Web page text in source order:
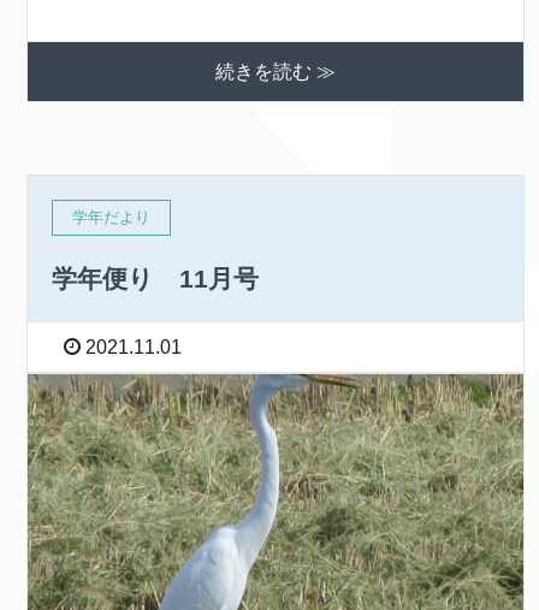
続きを読む ≫
学年だより
学年便り 11月号
2021.11.01